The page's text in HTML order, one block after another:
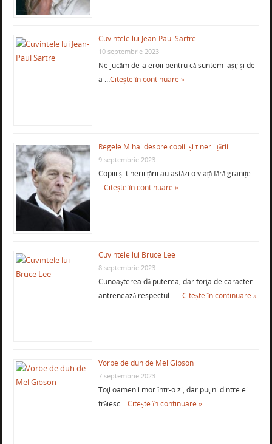
Cuvintele lui Jean-Paul Sartre
10 septembrie 2023
Ne jucăm de-a eroii pentru că suntem lași; și de-
a …Citește în continuare »
Regele Mihai despre copiii și tinerii țării
9 septembrie 2023
Copiii și tinerii țării au astăzi o viață fără granițe.
…Citește în continuare »
Cuvintele lui Bruce Lee
8 septembrie 2023
Cunoaşterea dă puterea, dar forţa de caracter
antrenează respectul. …Citește în continuare »
Vorbe de duh de Mel Gibson
7 septembrie 2023
Toţi oamenii mor într-o zi, dar puţini dintre ei
trăiesc …Citește în continuare »